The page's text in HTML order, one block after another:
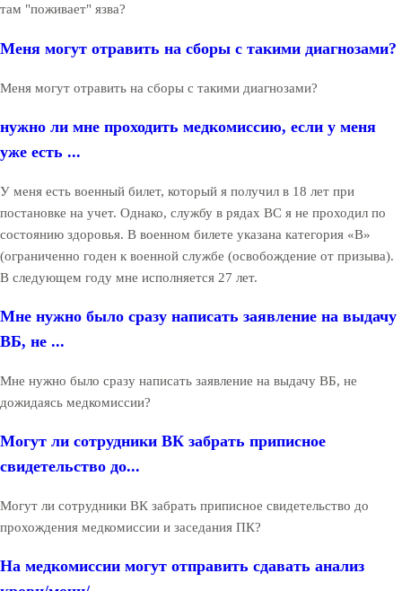
там "поживает" язва?
Меня могут отравить на сборы с такими диагнозами?
Меня могут отравить на сборы с такими диагнозами?
нужно ли мне проходить медкомиссию, если у меня
уже есть ...
У меня есть военный билет, который я получил в 18 лет при
постановке на учет. Однако, службу в рядах ВС я не проходил по
состоянию здоровья. В военном билете указана категория «В»
(ограниченно годен к военной службе (освобождение от призыва).
В следующем году мне исполняется 27 лет.
Мне нужно было сразу написать заявление на выдачу
ВБ, не ...
Мне нужно было сразу написать заявление на выдачу ВБ, не
дожидаясь медкомиссии?
Могут ли сотрудники ВК забрать приписное
свидетельство до...
Могут ли сотрудники ВК забрать приписное свидетельство до
прохождения медкомиссии и заседания ПК?
На медкомиссии могут отправить сдавать анализ